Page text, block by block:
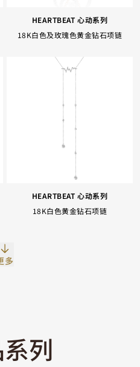
HEARTBEAT 心动系列
18K白色及玫瑰色黄金钻石项链
HEARTBEAT 心动系列
18K白色黄金钻石项链
多
列